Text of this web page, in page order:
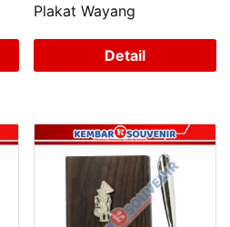
Plakat Wayang
Detail